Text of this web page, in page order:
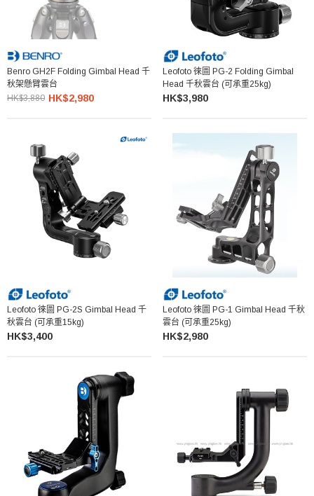
Benro GH2F Folding Gimbal Head 千
秋架懸臂雲台
HK$3,880 HK$2,980
Leofoto 徠圖 PG-2 Folding Gimbal
Head 千秋雲台 (可承重25kg)
HK$3,980
Leofoto 徠圖 PG-2S Gimbal Head 千
秋雲台 (可承重15kg)
HK$3,400
Leofoto 徠圖 PG-1 Gimbal Head 千秋
雲台 (可承重25kg)
HK$2,980